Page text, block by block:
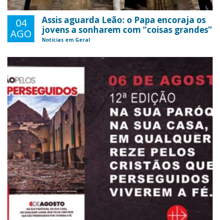
04
AGO
Assis aguarda Leão: o Papa encoraja os
jovens a sonharem com “coisas grandes”
Notícias em Geral